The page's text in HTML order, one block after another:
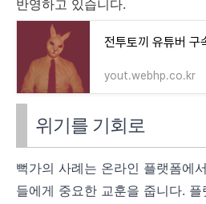
반영하고 있습니다.
yout.webhp.co.kr
위기를 기회로
뻑가의 사례는 온라인 플랫폼에
들에게 중요한 교훈을 줍니다.